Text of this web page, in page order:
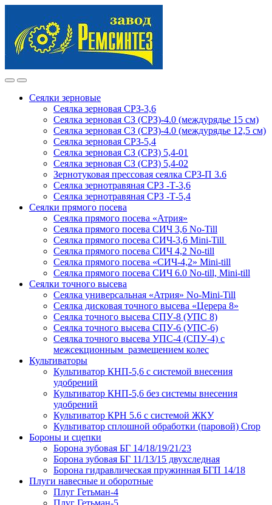
navigation
content
Сеялки зерновые
Сеялка зерновая СРЗ-3,6
Сеялка зерновая СЗ (СРЗ)-4.0 (междурядье 15 см)
Сеялка зерновая СЗ (СРЗ)-4.0 (междурядье 12,5 см)
Сеялка зерновая СРЗ-5,4
Сеялка зерновая СЗ (СРЗ) 5,4-01
Сеялка зерновая СЗ (СРЗ) 5,4-02
Зернотуковая прессовая сеялка СРЗ-П 3.6
Сеялка зернотравяная СРЗ -Т-3,6
Сеялка зернотравяная СРЗ -Т-5,4
Сеялки прямого посева
Сеялка прямого посева «Атрия»
Сеялка прямого посева СИЧ 3,6 No-Till
Сеялка прямого посева СИЧ-3,6 Mini-Till
Сеялка прямого посева СИЧ 4,2 No-till
Сеялка прямого посева «СИЧ-4,2» Mini-till
Сеялка прямого посева СИЧ 6.0 No-till, Mini-till
Сеялки точного высева
Сеялка универсальная «Атрия» No-Mini-Till
Сеялка дисковая точного высева «Церера 8»
Сеялка точного высева СПУ-8 (УПС 8)
Сеялка точного высева СПУ-6 (УПС-6)
Сеялка точного высева УПС-4 (СПУ-4) с
межсекционным размещением колес
Культиваторы
Культиватор КНП-5,6 с системой внесения
удобрений
Культиватор КНП-5,6 без системы внесения
удобрений
Культиватор КРН 5.6 с системой ЖКУ
Культиватор сплошной обработки (паровой) Crop
Бороны и сцепки
Борона зубовая БГ 14/18/19/21/23
Борона зубовая БГ 11/13/15 двухследная
Борона гидравлическая пружинная БГП 14/18
Плуги навесные и оборотные
Плуг Гетьман-4
Плуг Гетьман-5